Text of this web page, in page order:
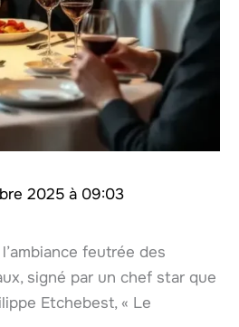
2025 à 09:03
feutrée des
signé par un chef star que
Etchebest, « Le